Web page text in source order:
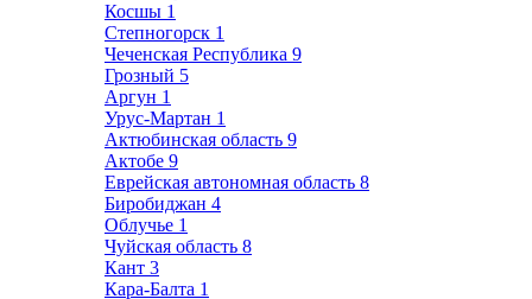
Косшы 1
Степногорск 1
Чеченская Республика 9
Грозный 5
Аргун 1
Урус-Мартан 1
Актюбинская область 9
Актобе 9
Еврейская автономная область 8
Биробиджан 4
Облучье 1
Чуйская область 8
Кант 3
Кара-Балта 1